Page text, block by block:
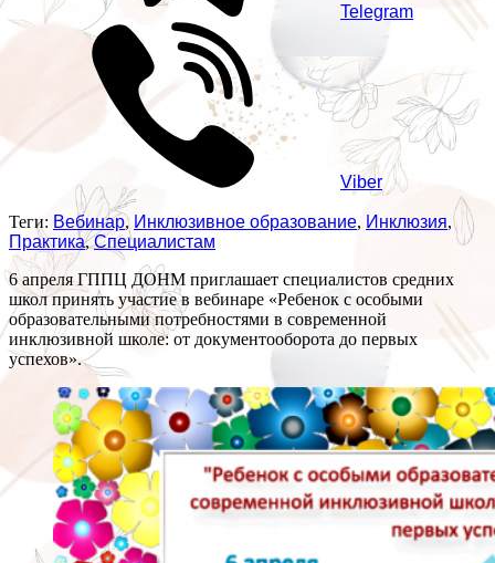
Telegram
Viber
Теги: Вебинар, Инклюзивное образование, Инклюзия,
Практика,Специалистам
6 апреля ГППЦ ДОНМ приглашает специалистов средних
школ принять участие в вебинаре «Ребенок с особыми
образовательными потребностями в современной
инклюзивной школе: от документооборота до первых
успехов».